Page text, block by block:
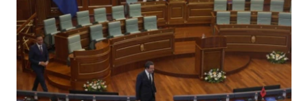
SVE KARTE DEJTONA
NASTANAK I RASPAD JUGOSLAVIJE